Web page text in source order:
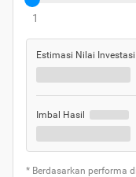
1
Estimasi Nilai
Imbal Hasil
* Berdasarkan performa